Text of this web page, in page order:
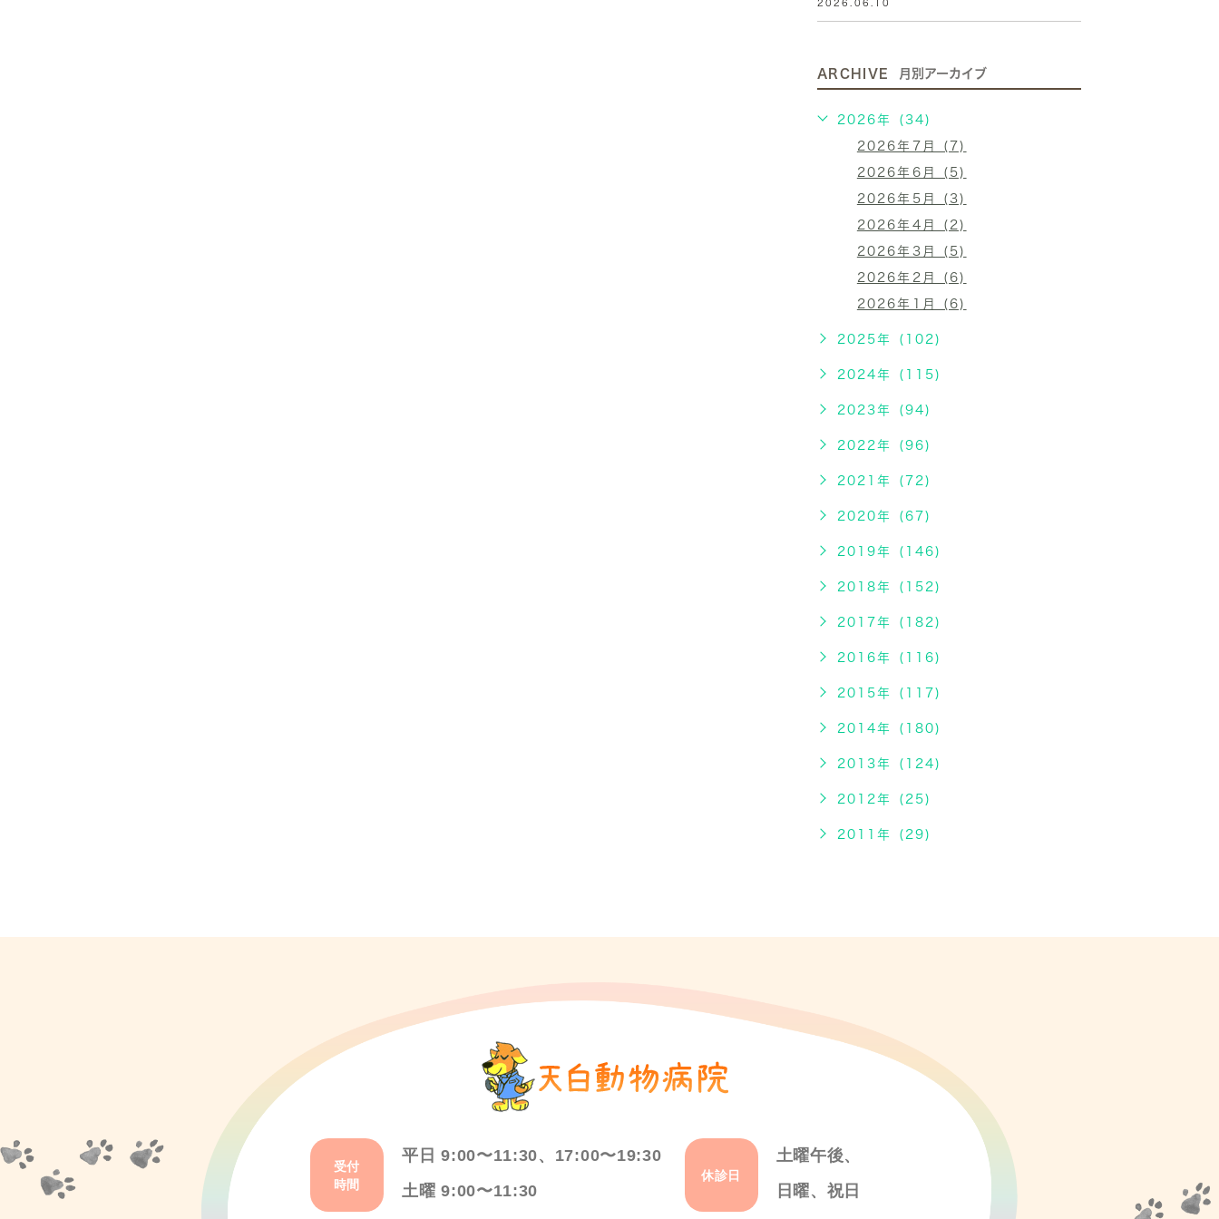
2026.06.10
ARCHIVE 月別アーカイブ
2026年 (34)
2026年7月 (7)
2026年6月 (5)
2026年5月 (3)
2026年4月 (2)
2026年3月 (5)
2026年2月 (6)
2026年1月 (6)
2025年 (102)
2024年 (115)
2023年 (94)
2022年 (96)
2021年 (72)
2020年 (67)
2019年 (146)
2018年 (152)
2017年 (182)
2016年 (116)
2015年 (117)
2014年 (180)
2013年 (124)
2012年 (25)
2011年 (29)
受付
時間
平日 9:00〜11:30、17:00〜19:30
土曜 9:00〜11:30
休診日
土曜午後、
日曜、祝日